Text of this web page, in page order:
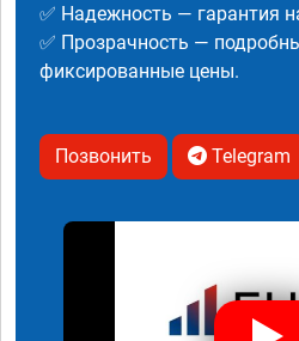
✅ Надежность — гарантия
✅ Прозрачность —
фиксированные цены.
Позвонить Telegram